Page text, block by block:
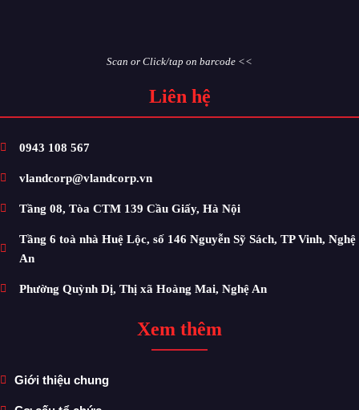
Scan or Click/tap on barcode <<
Liên hệ
0943 108 567
vlandcorp@vlandcorp.vn
Tầng 08, Tòa CTM 139 Cầu Giấy, Hà Nội
Tầng 6 toà nhà Huệ Lộc, số 146 Nguyễn Sỹ Sách, TP Vinh, Nghệ
An
Phường Quỳnh Dị, Thị xã Hoàng Mai, Nghệ An
Xem thêm
Giới thiệu chung